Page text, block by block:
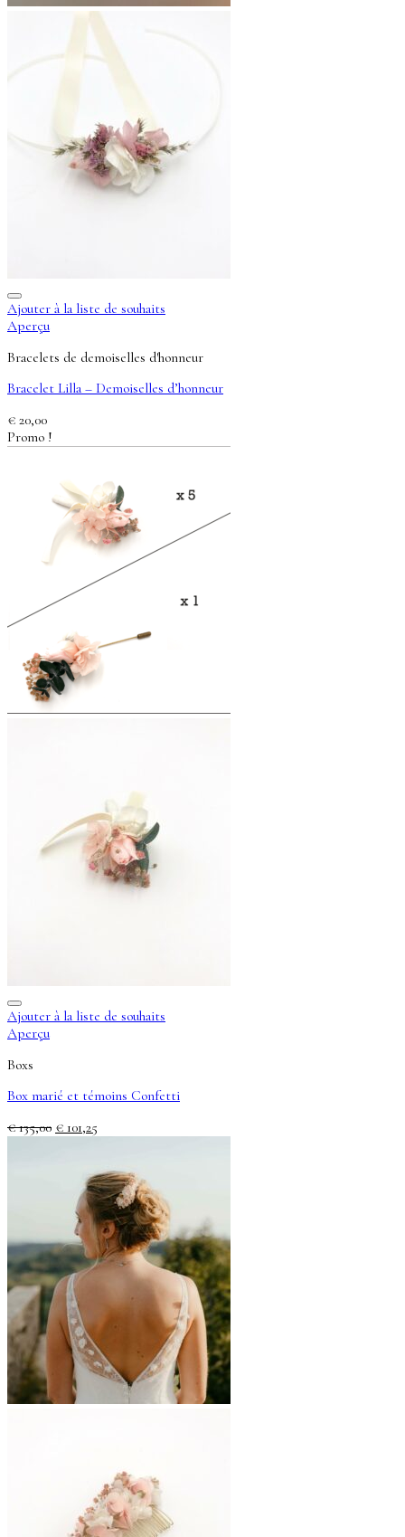
Ajouter à la liste de souhaits
Aperçu
Bracelets de demoiselles d'honneur
Bracelet Lilla – Demoiselles d’honneur
€ 20,00
Promo !
Ajouter à la liste de souhaits
Aperçu
Boxs
Box marié et témoins Confetti
€135,00 Le
était :
€ 135,00.
€ 101,25
est :
€ 101,25.